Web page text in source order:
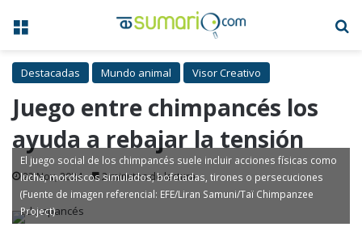
Menú
Destacadas Mundo animal Visor Creativo
Juego entre chimpancés los
ayuda a rebajar la tensión
22 Nov, 2024 2 minutos de lectura
El juego social de los chimpancés suele incluir acciones físicas como
lucha, mordiscos simulados, bofetadas, tirones o persecuciones
(Fuente de imagen referencial: EFE/Liran Samuni/Taï Chimpanzee
Project)